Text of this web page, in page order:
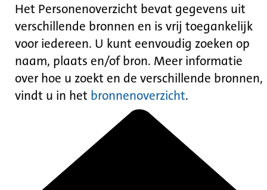
Het Personenoverzicht bevat gegevens uit
verschillende bronnen en is vrij toegankelijk
voor iedereen. U kunt eenvoudig zoeken op
naam, plaats en/of bron. Meer informatie
over hoe u zoekt en de verschillende bronnen,
vindt u in het bronnenoverzicht.